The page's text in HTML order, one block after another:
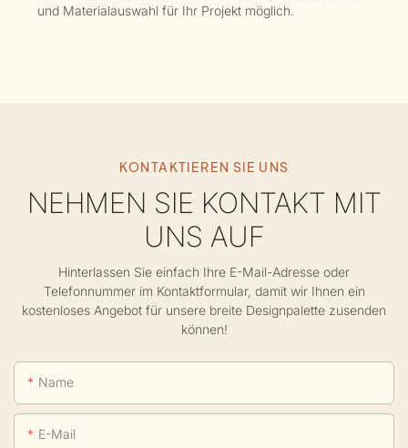
und Materialauswahl für Ihr Projekt möglich.
KONTAKTIEREN SIE UNS
NEHMEN SIE KONTAKT MIT
UNS AUF
Hinterlassen Sie einfach Ihre E-Mail-Adresse oder
Telefonnummer im Kontaktformular, damit wir Ihnen ein
kostenloses Angebot für unsere breite Designpalette zusenden
können!
Name
E-Mail